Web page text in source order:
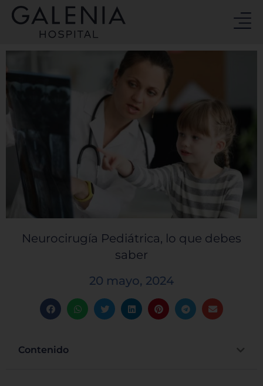
contenido
Neurocirugía Pediátrica, lo que debes
saber
20 mayo, 2024
Contenido